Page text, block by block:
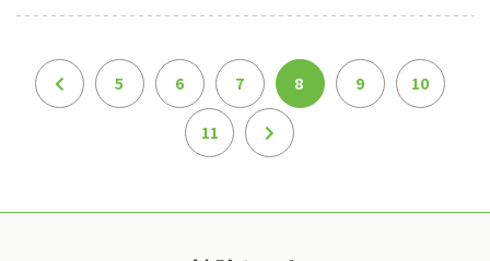
5 6 7 8 9 10
11